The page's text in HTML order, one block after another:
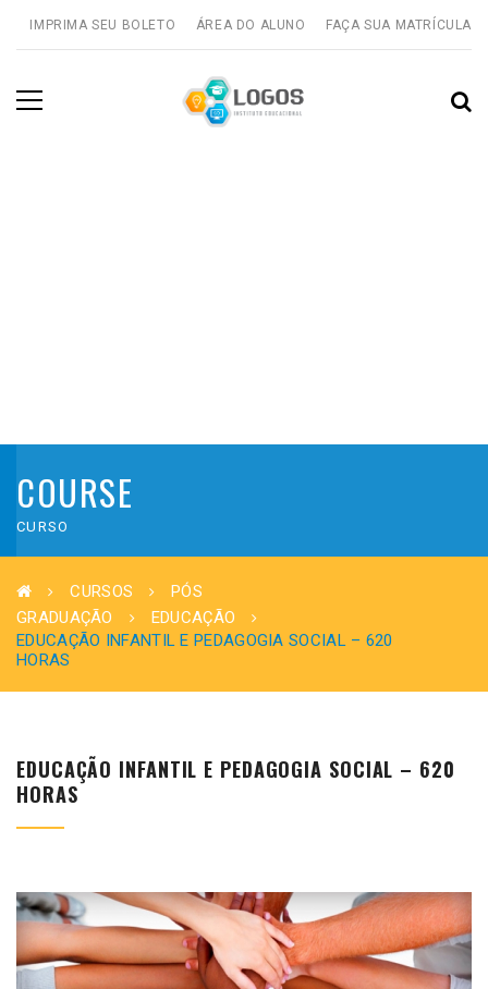
IMPRIMA SEU BOLETO ÁREA DO ALUNO FAÇA SUA MATRÍCULA
COURSE
CURSO
CURSOS
PÓS
GRADUAÇÃO
EDUCAÇÃO
EDUCAÇÃO INFANTIL E PEDAGOGIA SOCIAL – 620
HORAS
EDUCAÇÃO INFANTIL E PEDAGOGIA SOCIAL – 620
HORAS